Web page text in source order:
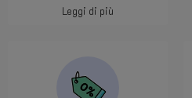
Leggi di più